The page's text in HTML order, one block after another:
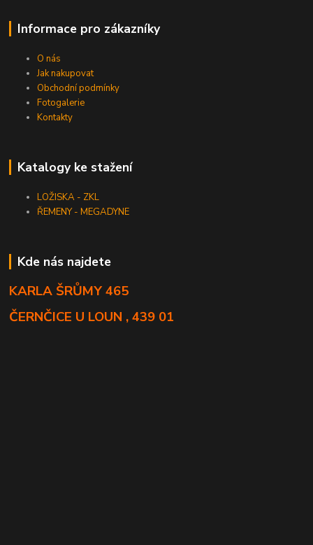
Informace pro zákazníky
O nás
Jak nakupovat
Obchodní podmínky
Fotogalerie
Kontakty
Katalogy ke stažení
LOŽISKA - ZKL
ŘEMENY - MEGADYNE
Kde nás najdete
KARLA ŠRŮMY 465
ČERNČICE U LOUN , 439 01